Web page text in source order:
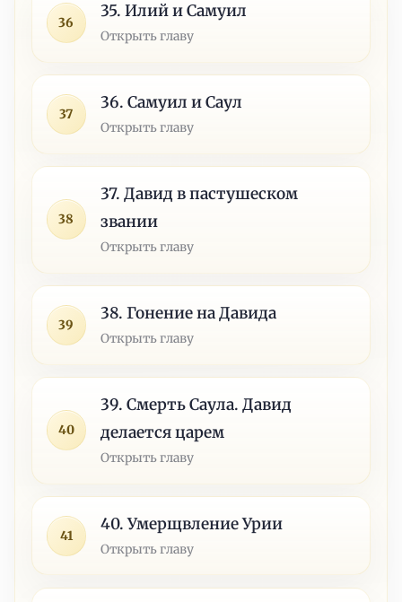
36
35. Илий и Самуил
Открыть главу
37
36. Самуил и Саул
Открыть главу
38
37. Давид в пастушеском
звании
Открыть главу
39
38. Гонение на Давида
Открыть главу
40
39. Смерть Саула. Давид
делается царем
Открыть главу
41
40. Умерщвление Урии
Открыть главу